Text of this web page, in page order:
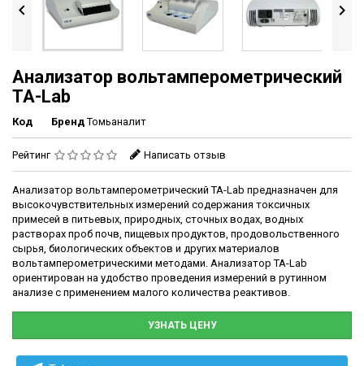
 
Анализатор вольтамперометрический
ТА-Lab
Код Бренд Томьаналит
Рейтинг Написать отзыв
Анализатор вольтамперометрический ТА-Lab предназначен для
высокочувствительных измерений содержания токсичных
примесей в питьевых, природных, сточных водах, водных
растворах проб почв, пищевых продуктов, продовольственного
сырья, биологических объектов и других материалов
вольтамперометрическими методами. Анализатор ТА-Lab
ориентирован на удобство проведения измерений в рутинном
анализе с применением малого количества реактивов.
УЗНАТЬ ЦЕНУ